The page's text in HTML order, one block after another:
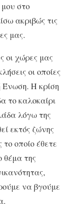
μου στο
ακριβώς τις
μας.
οι χώρες μας
οι οποίες
Ένωση. Η κρίση
το καλοκαίρι
λόγω της
εκτός ζώνης
οποίο έθετε
θέμα της
να βγούμε